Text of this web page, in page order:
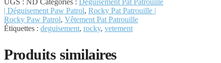
| Déguisement Paw Patrol, Rocky Pat Patrouille |
Rocky Paw Patrol, Vêtement Pat Patrouille
Étiquettes : deguisement, rocky, vetement
Produits similaires